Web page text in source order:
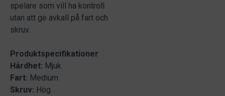
spelare som vill ha kontroll
utan att ge avkall på fart och
skruv.
Produktspecifikationer
Hårdhet: Mjuk
Fart: Medium
Skruv: Hög